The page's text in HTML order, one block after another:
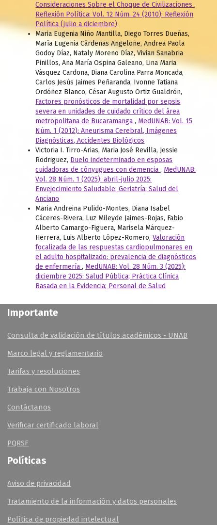
Consideraciones Sobre el Choque de Civilizaciones,
Reflexión Política: Vol. 12 Núm. 24 (2010): Reflexión
Política (julio a diciembre)
Maria Eugenia Niño Mantilla, Diego Torres Dueñas,
María Eugenia Cárdenas Angelone, Andrea Paola
Godoy Díaz, Nataly Moreno Díaz, Vivian Sanabria
Pinillos, Ana María Ospina Galeano, Lina Maria
Vásquez Cardona, Diana Carolina Parra Moncada,
Carlos Jesús Jaimes Peñaranda, Ivonne Tatiana
Ordóñez Blanco, César Augusto Ortiz Gualdrón,
Factores pronósticos de mortalidad por sepsis
severa en unidades de cuidado crítico del área
metropolitana de Bucaramanga, MedUNAB: Vol. 15
Núm. 1 (2012): Aneurisma Cerebral, Imágenes
Diagnósticas, Accidentes Biológicos
Victoria I. Tirro-Arias, Maria José Revilla, Jessie
Rodriguez, Duelo indeterminado en esposas
cuidadoras de cónyugues con demencia, MedUNAB:
Vol. 28 Núm. 1 (2025): abril-julio 2025:
Envejecimiento Saludable; Geriatría; Salud del
Anciano
Maria Andreina Pulido-Montes, Diana Isabel
Cáceres-Rivera, Luz Mileyde Jaimes-Rojas, Fabio
Alberto Camargo-Figuera, Marisela Márquez-
Herrera, Luis Alberto López-Romero,Valoración
focalizada de las respuestas cardiopulmonares en
el adulto hospitalizado: prevalencia de diagnósticos
de enfermería, MedUNAB: Vol. 28 Núm. 3 (2025):
diciembre 2025: Salud Pública; Práctica Clínica
Basada en la Evidencia; Personal de Salud
Importante
Consulta de validación de títulos académicos - UNAB
Marco legal y reglamentario
Tarifas y resoluciones
Trabaja con Nosotros
Contáctanos
Verificar certificado laboral
PQRSF
Políticas
Aviso de privacidad
Tratamiento de la información y datos personales
Política de propiedad intelectual